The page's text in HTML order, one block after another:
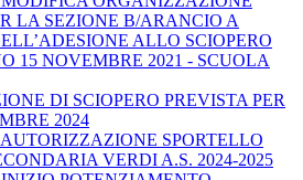
LA SEZIONE B/ARANCIO A
ALLO SCIOPERO
15 NOVEMBRE 2021 - SCUOLA
DI SCIOPERO PREVISTA PER
2024
SPORTELLO
VERDI A.S. 2024-2025